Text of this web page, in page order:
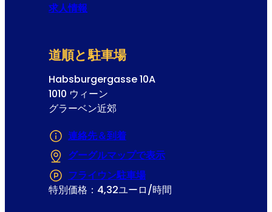
求人情報
道順と駐車場
Habsburgergasse 10A
1010 ウィーン
グラーベン近郊
連絡先＆到着
グーグルマップで表示
フライウン駐車場
特別価格：4,32ユーロ/時間